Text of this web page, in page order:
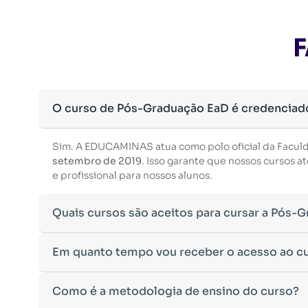
O curso de Pós-Graduação EaD é
Sim. A EDUCAMINAS atua como polo oficial da
setembro de 2019. Isso garante que nossos cursos
e profissional para nossos alunos.
Quais cursos são aceitos para cursar a Pós-
Para ingressar em um curso de pós-graduação, é
•Licenciatura– Formação voltada para o magistério
Em quanto tempo vou receber o acesso ao
Após a conclusão da sua matrícula e a confirmação
Como é a metodologia de ensino do curso?